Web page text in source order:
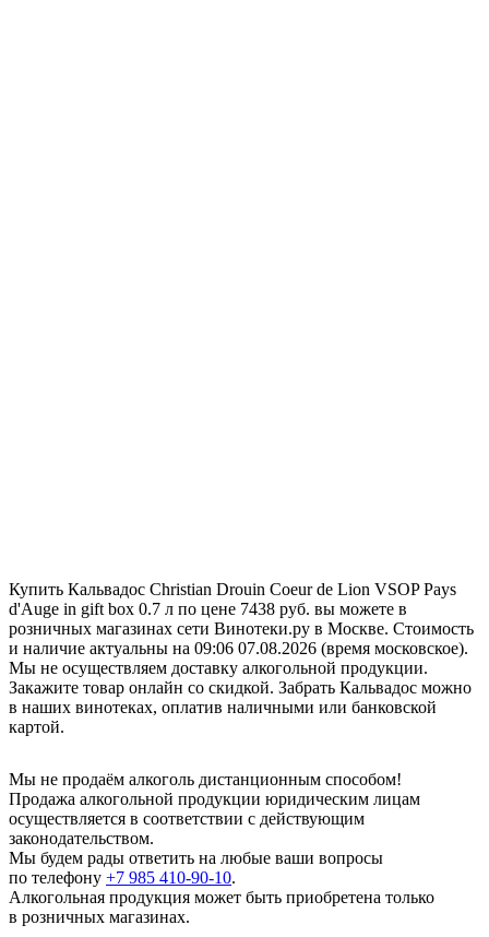
Купить Кальвадос Christian Drouin Coeur de Lion VSOP Pays
d'Auge in gift box 0.7 л по цене 7438 руб. вы можете в
розничных магазинах сети Винотеки.ру в Москве. Стоимость
и наличие актуальны на 09:06 07.08.2026 (время московское).
Мы не осуществляем доставку алкогольной продукции.
Закажите товар онлайн со скидкой. Забрать Кальвадос можно
в наших винотеках, оплатив наличными или банковской
картой.
Мы не продаём алкоголь дистанционным способом!
Продажа алкогольной продукции юридическим лицам
осуществляется в соответствии с действующим
законодательством.
Мы будем рады ответить на любые ваши вопросы
по телефону +7 985 410-90-10.
Алкогольная продукция может быть приобретена только
в розничных магазинах.